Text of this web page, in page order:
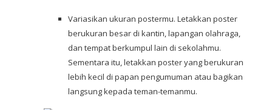
Variasikan ukuran postermu. Letakkan poster
berukuran besar di kantin, lapangan olahraga,
dan tempat berkumpul lain di sekolahmu.
Sementara itu, letakkan poster yang berukuran
lebih kecil di papan pengumuman atau bagikan
langsung kepada teman-temanmu.